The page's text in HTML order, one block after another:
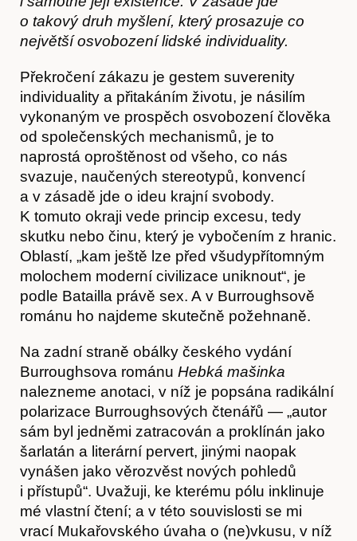
Akce
o takový druh myšlení, který prosazuje co
největší osvobození lidské individuality.
Překročení zákazu je gestem suverenity
individuality a přitakáním životu, je násilím
vykonaným ve prospěch osvobození člověka
od společenských mechanismů, je to
naprostá oproštěnost od všeho, co nás
svazuje, naučených stereotypů, konvencí
a v zásadě jde o ideu krajní svobody.
K tomuto okraji vede princip excesu, tedy
skutku nebo činu, který je vybočením z hranic.
Oblastí, „kam ještě lze před všudypřítomným
molochem moderní civilizace uniknout“, je
podle Batailla právě sex. A v Burroughsově
románu ho najdeme skutečně požehnaně.
Na zadní straně obálky českého vydání
Burroughsova románu Hebká mašinka
nalezneme anotaci, v níž je popsána radikální
polarizace Burroughsových čtenářů — „autor
sám byl jedněmi zatracován a proklínán jako
šarlatán a literární pervert, jinými naopak
vynášen jako věrozvěst nových pohledů
i přístupů“. Uvažuji, ke kterému pólu inklinuje
mé vlastní čtení; a v této souvislosti se mi
vrací Mukařovského úvaha o (ne)vkusu, v níž